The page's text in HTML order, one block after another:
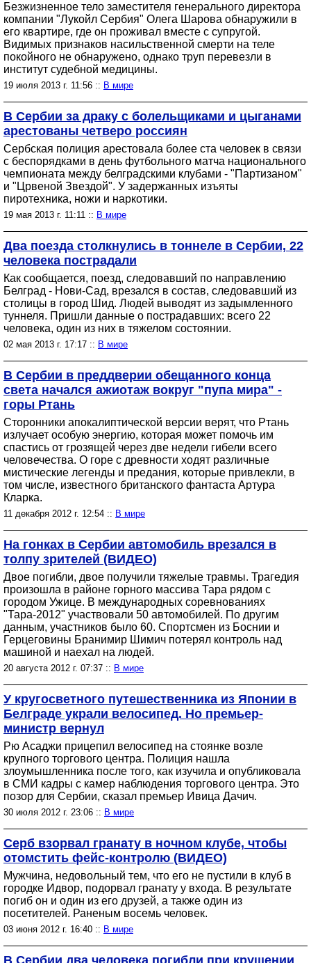
Безжизненное тело заместителя генерального директора
компании "Лукойл Сербия" Олега Шарова обнаружили в
его квартире, где он проживал вместе с супругой.
Видимых признаков насильственной смерти на теле
покойного не обнаружено, однако труп перевезли в
институт судебной медицины.
19 июля 2013 г. 11:56 :: В мире
В Сербии за драку с болельщиками и цыганами
арестованы четверо россиян
Сербская полиция арестовала более ста человек в связи
с беспорядками в день футбольного матча национального
чемпионата между белградскими клубами - "Партизаном"
и "Црвеной Звездой". У задержанных изъяты
пиротехника, ножи и наркотики.
19 мая 2013 г. 11:11 :: В мире
Два поезда столкнулись в тоннеле в Сербии, 22
человека пострадали
Как сообщается, поезд, следовавший по направлению
Белград - Нови-Сад, врезался в состав, следовавший из
столицы в город Шид. Людей выводят из задымленного
туннеля. Пришли данные о пострадавших: всего 22
человека, один из них в тяжелом состоянии.
02 мая 2013 г. 17:17 :: В мире
В Сербии в преддверии обещанного конца
света начался ажиотаж вокруг "пупа мира" -
горы Ртань
Сторонники апокалиптической версии верят, что Ртань
излучает особую энергию, которая может помочь им
спастись от грозящей через две недели гибели всего
человечества. О горе с древности ходят различные
мистические легенды и предания, которые привлекли, в
том числе, известного британского фантаста Артура
Кларка.
11 декабря 2012 г. 12:54 :: В мире
На гонках в Сербии автомобиль врезался в
толпу зрителей (ВИДЕО)
Двое погибли, двое получили тяжелые травмы. Трагедия
произошла в районе горного массива Тара рядом с
городом Ужице. В международных соревнованиях
"Тара-2012" участвовали 50 автомобилей. По другим
данным, участников было 60. Спортсмен из Боснии и
Герцеговины Бранимир Шимич потерял контроль над
машиной и наехал на людей.
20 августа 2012 г. 07:37 :: В мире
У кругосветного путешественника из Японии в
Белграде украли велосипед. Но премьер-
министр вернул
Рю Асаджи прицепил велосипед на стоянке возле
крупного торгового центра. Полиция нашла
злоумышленника после того, как изучила и опубликовала
в СМИ кадры с камер наблюдения торгового центра. Это
позор для Сербии, сказал премьер Ивица Дачич.
30 июля 2012 г. 23:06 :: В мире
Серб взорвал гранату в ночном клубе, чтобы
отомстить фейс-контролю (ВИДЕО)
Мужчина, недовольный тем, что его не пустили в клуб в
городке Идвор, подорвал гранату у входа. В результате
погиб он и один из его друзей, а также один из
посетителей. Раненым восемь человек.
03 июня 2012 г. 16:40 :: В мире
В Сербии два человека погибли при крушении